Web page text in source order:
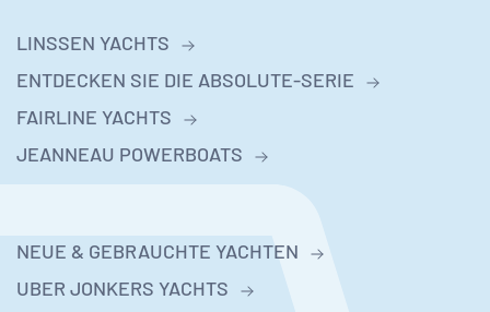
LINSSEN YACHTS
ENTDECKEN SIE DIE ABSOLUTE-SERIE
FAIRLINE YACHTS
JEANNEAU POWERBOATS
NEUE & GEBRAUCHTE YACHTEN
UBER JONKERS YACHTS